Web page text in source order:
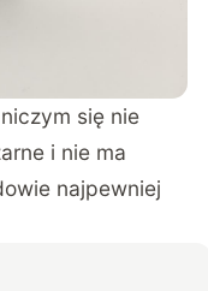
się nie
i nie ma
najpewniej